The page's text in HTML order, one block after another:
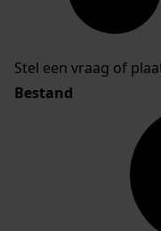
Stel een vraag of
Bestand